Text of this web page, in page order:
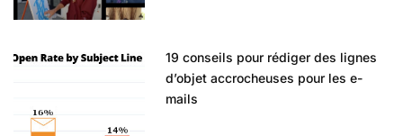
19 conseils pour rédiger des lignes
d’objet accrocheuses pour les e-
mails